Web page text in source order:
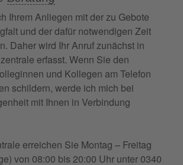
Ihrem Anliegen mit der zu Gebote
und der dafür notwendigen Zeit
Daher wird Ihr Anruf zunächst in
erfasst. Wenn Sie den
und Kollegen am Telefon
schildern, werde ich mich bei
mit Ihnen in Verbindung
erreichen Sie Montag – Freitag
von 08:00 bis 20:00 Uhr unter 0340